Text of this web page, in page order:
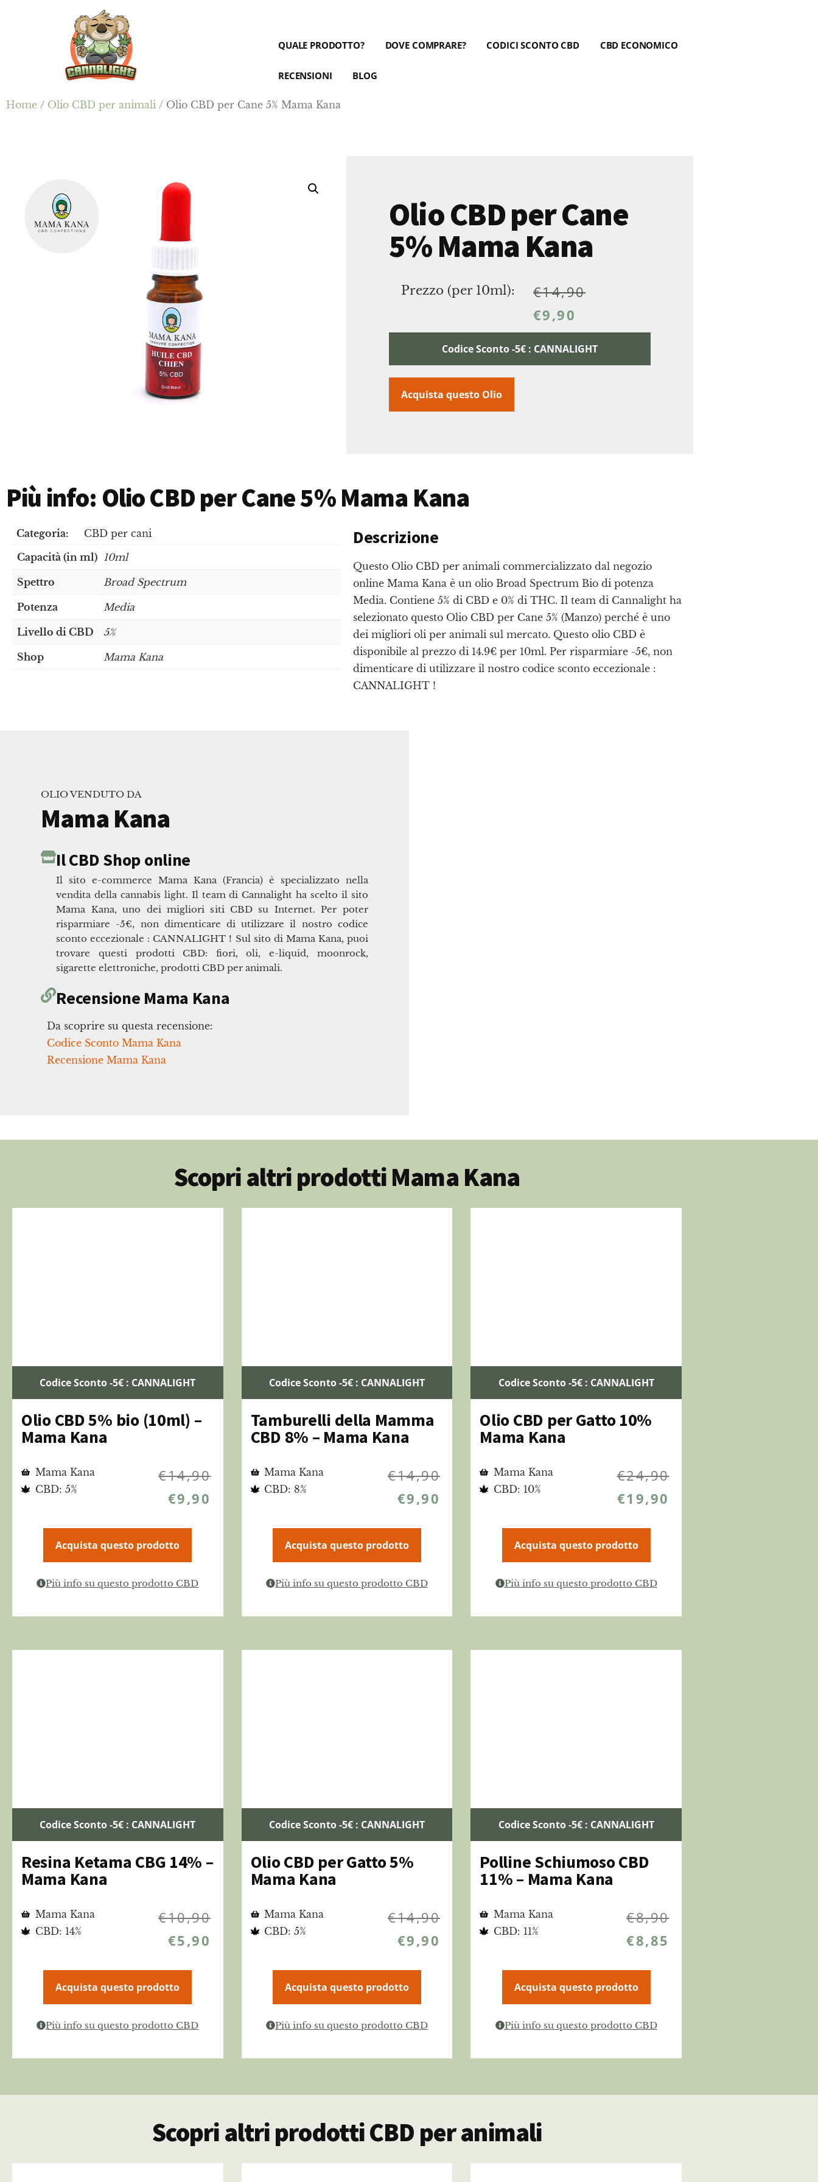
Cannalight.it
QUALE PRODOTTO? DOVE COMPRARE? CODICI SCONTO CBD CBD ECONOMICO
RECENSIONI BLOG
Home / Olio CBD per animali / Olio CBD per Cane 5% Mama Kana
Olio CBD per Cane
5% Mama Kana
Prezzo (per 10ml): €14,90
€9,90
Codice Sconto -5€ : CANNALIGHT
Acquista questo Olio
Più info: Olio CBD per Cane 5% Mama Kana
Categoria:
CBD per cani
Capacità (in ml) 10ml
Spettro Broad Spectrum
Potenza Media
Livello di CBD 5%
Shop Mama Kana
Descrizione
Questo Olio CBD per animali commercializzato dal negozio
online Mama Kana è un olio Broad Spectrum Bio di potenza
Media. Contiene 5% di CBD e 0% di THC. Il team di Cannalight ha
selezionato questo Olio CBD per Cane 5% (Manzo) perché è uno
dei migliori oli per animali sul mercato. Questo olio CBD è
disponibile al prezzo di 14.9€ per 10ml. Per risparmiare -5€, non
dimenticare di utilizzare il nostro codice sconto eccezionale :
CANNALIGHT !
OLIO VENDUTO DA
Mama Kana
Il CBD Shop online
Il sito e-commerce Mama Kana (Francia) è specializzato nella
vendita della cannabis light. Il team di Cannalight ha scelto il sito
Mama Kana, uno dei migliori siti CBD su Internet. Per poter
risparmiare -5€, non dimenticare di utilizzare il nostro codice
sconto eccezionale : CANNALIGHT ! Sul sito di Mama Kana, puoi
trovare questi prodotti CBD: fiori, oli, e-liquid, moonrock,
sigarette elettroniche, prodotti CBD per animali.
Recensione Mama Kana
Da scoprire su questa recensione:
Codice Sconto Mama Kana
Recensione Mama Kana
Scopri altri prodotti Mama Kana
Codice Sconto -5€ : CANNALIGHT
Olio CBD 5% bio (10ml) –
Mama Kana
Mama Kana
CBD: 5%
€14,90
€9,90
Acquista questo prodotto
Più info su questo prodotto CBD
Codice Sconto -5€ : CANNALIGHT
Tamburelli della Mamma
CBD 8% – Mama Kana
Mama Kana
CBD: 8%
€14,90
€9,90
Acquista questo prodotto
Più info su questo prodotto CBD
Codice Sconto -5€ : CANNALIGHT
Olio CBD per Gatto 10%
Mama Kana
Mama Kana
CBD: 10%
€24,90
€19,90
Acquista questo prodotto
Più info su questo prodotto CBD
Codice Sconto -5€ : CANNALIGHT
Resina Ketama CBG 14% –
Mama Kana
Mama Kana
CBD: 14%
€10,90
€5,90
Acquista questo prodotto
Più info su questo prodotto CBD
Codice Sconto -5€ : CANNALIGHT
Olio CBD per Gatto 5%
Mama Kana
Mama Kana
CBD: 5%
€14,90
€9,90
Acquista questo prodotto
Più info su questo prodotto CBD
Codice Sconto -5€ : CANNALIGHT
Polline Schiumoso CBD
11% – Mama Kana
Mama Kana
CBD: 11%
€8,90
€8,85
Acquista questo prodotto
Più info su questo prodotto CBD
Scopri altri prodotti CBD per animali